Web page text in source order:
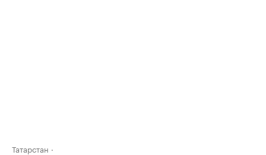
Татарстан